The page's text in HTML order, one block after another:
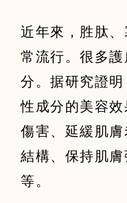
近年來，胜肽
常流行。很多
分。据研究證
性成分的美容
傷害、延緩肌
結構、保持肌
等。